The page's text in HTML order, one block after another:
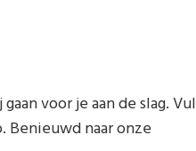
voor je aan de slag. Vul
naar onze